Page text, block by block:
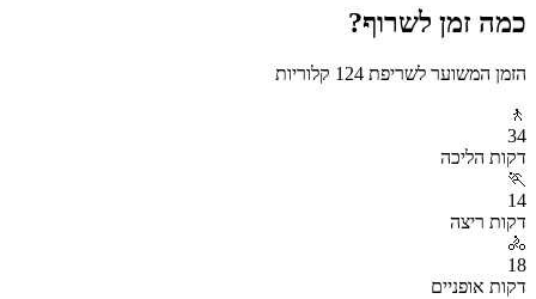
כמה זמן לשרוף?
הזמן המשוער לשריפת 124 קלוריות
🚶
34
דקות הליכה
🏃
14
דקות ריצה
🚴
18
דקות אופניים